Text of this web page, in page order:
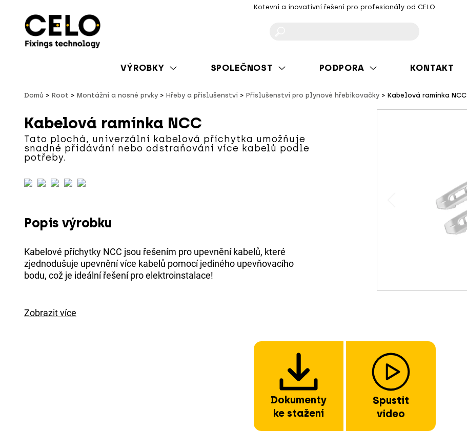
Kotevní a inovativní řešení pro profesionály od CELO
VÝROBKY SPOLEČNOST PODPORA KONTAKT
Domů Root Montážní a nosné prvky Hřeby a příslušenství Příslušenství pro plynové hřebíkovačky Kabelová ramínka NCC
Kabelová ramínka NCC
Tato plochá, univerzální kabelová příchytka umožňuje
snadné přidávání nebo odstraňování více kabelů podle
potřeby.
Popis výrobku
Kabelové příchytky NCC jsou řešením pro upevnění kabelů, které
zjednodušuje upevnění více kabelů pomocí jediného upevňovacího
bodu, což je ideální řešení pro elektroinstalace!
Zobrazit více
Dokumenty
ke stažení
Spustit
video